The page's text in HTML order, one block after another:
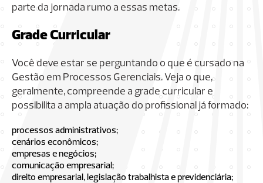
parte da jornada rumo a essas metas.
Grade Curricular
Você deve estar se perguntando o que é cursado na
Gestão em Processos Gerenciais. Veja o que,
geralmente, compreende a grade curricular e
possibilita a ampla atuação do profissional já formado:
processos administrativos;
cenários econômicos;
empresas e negócios;
comunicação empresarial;
direito empresarial, legislação trabalhista e previdenciária;